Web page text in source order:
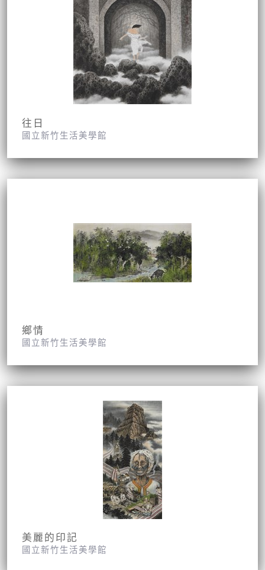
往日
國立新竹生活美學館
鄉情
國立新竹生活美學館
美麗的印記
國立新竹生活美學館